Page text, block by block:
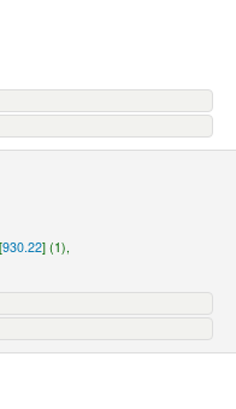
930.22] (1),